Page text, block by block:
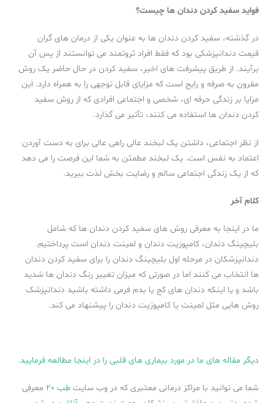
فواید سفید کردن دندان ها چیست؟
در گذشته، سفید کردن دندان ها به عنوان یکی از درمان های گران
قیمت دندانپزشکی بود که فقط افراد ثروتمند می توانستند از پس آن
برآیند. از طریق پیشرفت های اخیر، سفید کردن در حال حاضر یک روش
مقرون به صرفه و رایج است که مزایای قابل توجهی را به همراه دارد. این
مزایا بر زندگی حرفه ‌ای، شخصی و اجتماعی افرادی که از روش سفید
کردن دندان ‌ها استفاده می کنند، تأثیر می گذارد.
از نظر اجتماعی، داشتن یک لبخند عالی راهی عالی برای به دست آوردن
اعتماد به نفس است. یک لبخند مطمئن به شما این فرصت را می دهد
که از یک زندگی اجتماعی سالم و رضایت بخش لذت ببرید.
کلام آخر
ما در اینجا به معرفی روش های سفید کردن دندان ها که شامل
بلیچینگ دندان، کامپوزیت دندان و لمینت دندان است پرداختیم.
دندانپزشکان در مرحله اول بلیچینگ دندان را برای سفید کردن دندان
ها انتخاب می کنند اما در صورتی که میزان تغییر رنگ دندان ها شدید
باشد و یا اینکه دندان های کج یا بدم فرمی داشته باشید دندانپزشک
روش هایی مثل لمینت یا کامپوزیت دندان را پیشنهاد می کند.
دیگر مقاله های ما در مورد بیماری های قلبی را در اینجا مطالعه فرمایید.
شما می توانید با مراکز درمانی معتبری که در وب سایت طب 20
معرفی